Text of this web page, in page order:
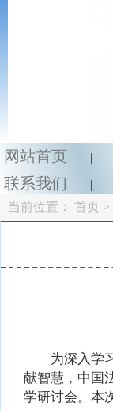
网站首页 |
联系我们
|
当前位置： 首页 >
为深入学习
献智慧，中国
学研讨会。本